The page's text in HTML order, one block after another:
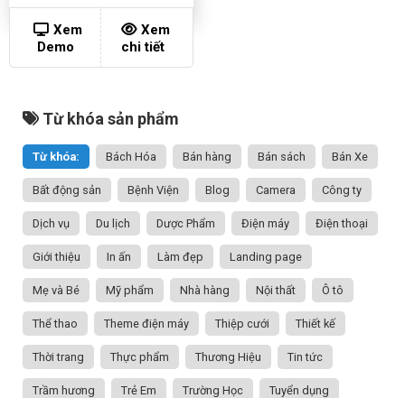
Xem
Demo
Xem
chi tiết
Từ khóa sản phẩm
Từ khóa: Bách Hóa Bán hàng Bán sách Bán Xe
Bất động sản Bệnh Viện Blog Camera Công ty
Dịch vụ Du lịch Dược Phẩm Điện máy Điện thoại
Giới thiệu In ấn Làm đẹp Landing page
Mẹ và Bé Mỹ phẩm Nhà hàng Nội thất Ô tô
Thể thao Theme điện máy Thiệp cưới Thiết kế
Thời trang Thực phẩm Thương Hiệu Tin tức
Trầm hương Trẻ Em Trường Học Tuyển dụng